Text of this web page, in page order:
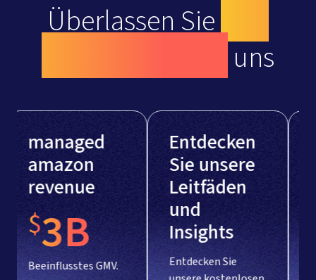
Überlassen SieIhre
uns
Ihre
Marktplatz-
Wachstumsplattform
Wir verstehen Ihre
Bedürfnisse - über
Werbung hinaus.
Unser Ziel ist es,
Teammitglieder
45
Mit enormer
Werbeerfahrung
und einem scharfen
Blick für Details.